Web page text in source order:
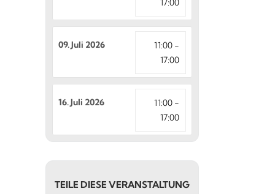
17:00
09. Juli 2026
11:00 -
17:00
16. Juli 2026
11:00 -
17:00
TEILE DIESE VERANSTALTUNG